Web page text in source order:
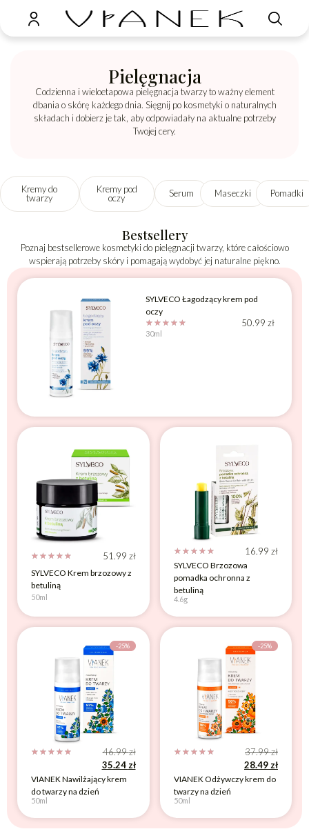
Pielęgnacja
Codzienna i wieloetapowa pielęgnacja twarzy to ważny element
dbania o skórę każdego dnia. Sięgnij po kosmetyki o naturalnych
składach i dobierz je tak, aby odpowiadały na aktualne potrzeby
Twojej cery.
Kremy do
twarzy
Kremy pod
oczy
Serum Maseczki Pomadki
Bestsellery
Poznaj bestsellerowe kosmetyki do pielęgnacji twarzy, które całościowo
wspierają potrzeby skóry i pomagają wydobyć jej naturalne piękno.
☆ ☆ ☆ ☆ ☆ 50.99 zł
SYLVECO Łagodzący krem pod
oczy
30ml
☆ ☆ ☆ ☆ ☆ 51.99 zł
SYLVECO Krem brzozowy z
betuliną
50ml
☆ ☆ ☆ ☆ ☆ 16.99 zł
SYLVECO Brzozowa
pomadka ochronna z
betuliną
4.6g
-25%
☆ ☆ ☆ ☆ ☆ 46.99zł
35.24 zł
VIANEK Nawilżający krem
do twarzy na dzień
50ml
-25%
☆ ☆ ☆ ☆ ☆ 37.99zł
28.49 zł
VIANEK Odżywczy krem do
twarzy na dzień
50ml